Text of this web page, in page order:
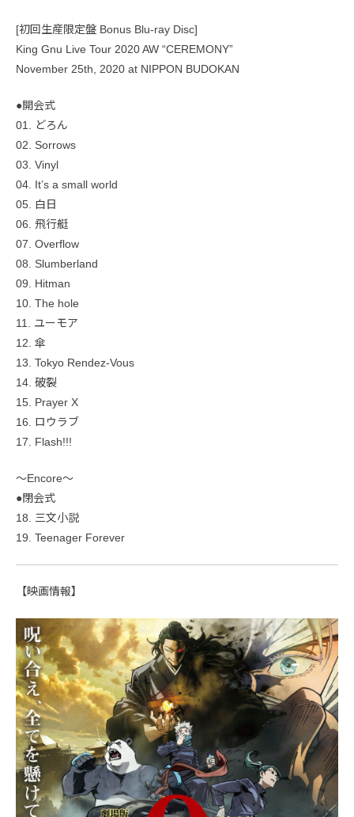
[初回生産限定盤 Bonus Blu-ray Disc]
King Gnu Live Tour 2020 AW “CEREMONY”
November 25th, 2020 at NIPPON BUDOKAN
●開会式
01. どろん
02. Sorrows
03. Vinyl
04. It’s a small world
05. 白日
06. 飛行艇
07. Overflow
08. Slumberland
09. Hitman
10. The hole
11. ユーモア
12. 傘
13. Tokyo Rendez-Vous
14. 破裂
15. Prayer X
16. ロウラブ
17. Flash!!!
〜Encore〜
●閉会式
18. 三文小説
19. Teenager Forever
【映画情報】